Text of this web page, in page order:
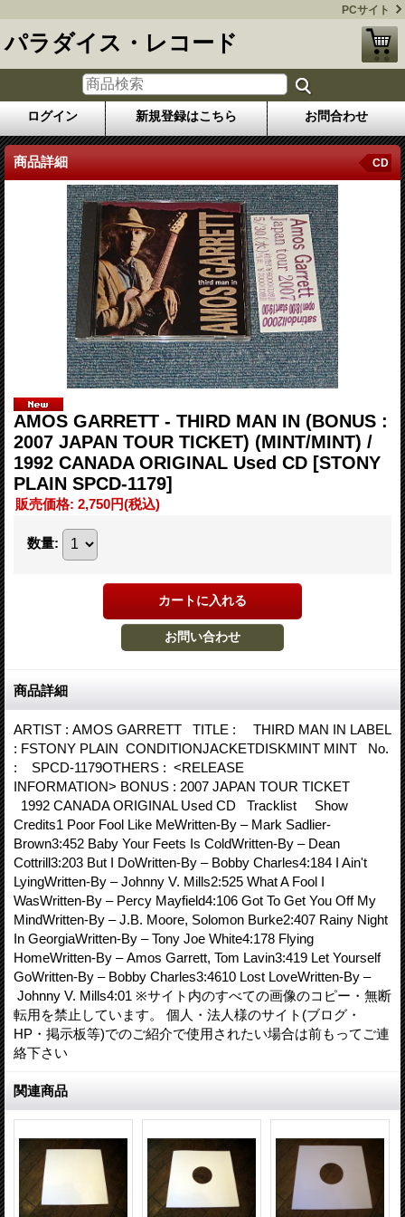
PCサイト
パラダイス・レコード
ログイン 新規登録はこちら お問合わせ
商品詳細 CD
AMOS GARRETT - THIRD MAN IN (BONUS :
2007 JAPAN TOUR TICKET) (MINT/MINT) /
1992 CANADA ORIGINAL Used CD [STONY
PLAIN SPCD-1179]
販売価格: 2,750円(税込)
数量:
商品詳細
ARTIST : AMOS GARRETT TITLE : THIRD MAN IN LABEL
: FSTONY PLAIN CONDITIONJACKETDISKMINT MINT No.
: SPCD-1179OTHERS : <RELEASE
INFORMATION> BONUS : 2007 JAPAN TOUR TICKET
1992 CANADA ORIGINAL Used CD Tracklist Show
Credits1 Poor Fool Like MeWritten-By – Mark Sadlier-
Brown3:452 Baby Your Feets Is ColdWritten-By – Dean
Cottrill3:203 But I DoWritten-By – Bobby Charles4:184 I Ain't
LyingWritten-By – Johnny V. Mills2:525 What A Fool I
WasWritten-By – Percy Mayfield4:106 Got To Get You Off My
MindWritten-By – J.B. Moore, Solomon Burke2:407 Rainy Night
In GeorgiaWritten-By – Tony Joe White4:178 Flying
HomeWritten-By – Amos Garrett, Tom Lavin3:419 Let Yourself
GoWritten-By – Bobby Charles3:4610 Lost LoveWritten-By –
Johnny V. Mills4:01 ※サイト内のすべての画像のコピー・無断
転用を禁止しています。 個人・法人様のサイト(ブログ・
HP・掲示板等)でのご紹介で使用されたい場合は前もってご連
絡下さい
関連商品